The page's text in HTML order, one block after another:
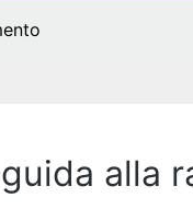
alla